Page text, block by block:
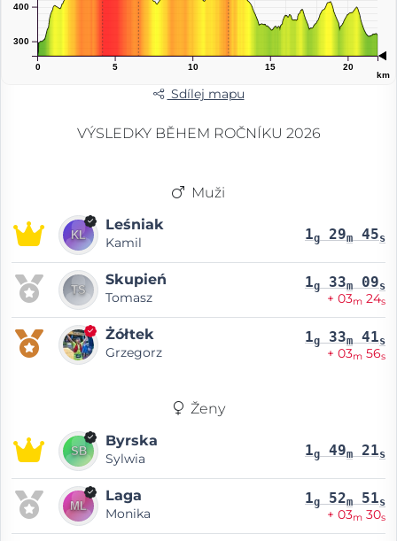
0 5 10 15 20
km
300
400
Sdílej mapu
VÝSLEDKY BĚHEM ROČNÍKU 2026
Muži
Leśniak
Kamil 1g 29m 45s
Skupień
Tomasz
1g 33m 09s
+ 03m 24s
Żółtek
Grzegorz
1g 33m 41s
+ 03m 56s
Ženy
Byrska
Sylwia 1g 49m 21s
Laga
Monika
1g 52m 51s
+ 03m 30s